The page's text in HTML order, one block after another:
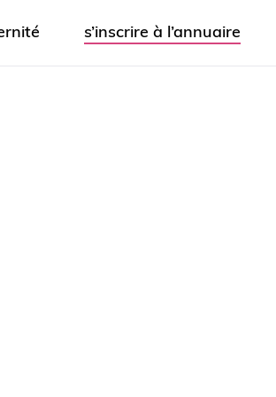
s’inscrire à l’annuaire